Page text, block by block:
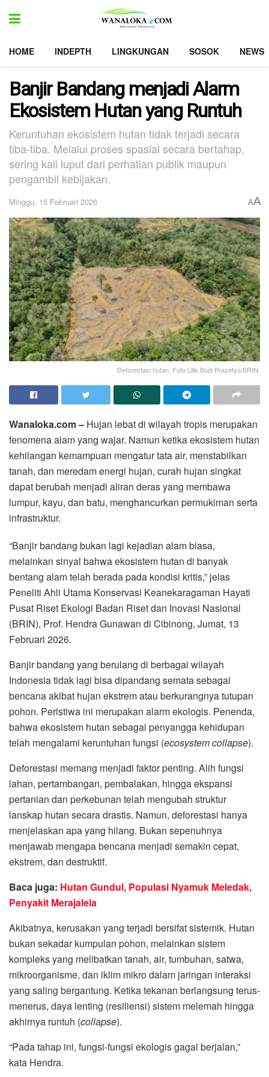
HOME INDEPTH LINGKUNGAN SOSOK NEWS
Banjir Bandang menjadi Alarm
Ekosistem Hutan yang Runtuh
Keruntuhan ekosistem hutan tidak terjadi secara
tiba-tiba. Melalui proses spasial secara bertahap,
sering kali luput dari perhatian publik maupun
pengambil kebijakan.
Minggu, 15 Februari 2026 AA
Deforestasi hutan. Foto Lilik Budi Prasetyo/BRIN.
Wanaloka.com – Hujan lebat di wilayah tropis merupakan
fenomena alam yang wajar. Namun ketika ekosistem hutan
kehilangan kemampuan mengatur tata air, menstabilkan
tanah, dan meredam energi hujan, curah hujan singkat
dapat berubah menjadi aliran deras yang membawa
lumpur, kayu, dan batu, menghancurkan permukiman serta
infrastruktur.
“Banjir bandang bukan lagi kejadian alam biasa,
melainkan sinyal bahwa ekosistem hutan di banyak
bentang alam telah berada pada kondisi kritis,” jelas
Peneliti Ahli Utama Konservasi Keanekaragaman Hayati
Pusat Riset Ekologi Badan Riset dan Inovasi Nasional
(BRIN), Prof. Hendra Gunawan di Cibinong, Jumat, 13
Februari 2026.
Banjir bandang yang berulang di berbagai wilayah
Indonesia tidak lagi bisa dipandang semata sebagai
bencana akibat hujan ekstrem atau berkurangnya tutupan
pohon. Peristiwa ini merupakan alarm ekologis. Penenda,
bahwa ekosistem hutan sebagai penyangga kehidupan
telah mengalami keruntuhan fungsi (ecosystem collapse).
Deforestasi memang menjadi faktor penting. Alih fungsi
lahan, pertambangan, pembalakan, hingga ekspansi
pertanian dan perkebunan telah mengubah struktur
lanskap hutan secara drastis. Namun, deforestasi hanya
menjelaskan apa yang hilang. Bukan sepenuhnya
menjawab mengapa bencana menjadi semakin cepat,
ekstrem, dan destruktif.
Baca juga: Hutan Gundul, Populasi Nyamuk Meledak,
Penyakit Merajalela
Akibatnya, kerusakan yang terjadi bersifat sistemik. Hutan
bukan sekadar kumpulan pohon, melainkan sistem
kompleks yang melibatkan tanah, air, tumbuhan, satwa,
mikroorganisme, dan iklim mikro dalam jaringan interaksi
yang saling bergantung. Ketika tekanan berlangsung terus-
menerus, daya lenting (resiliensi) sistem melemah hingga
akhirnya runtuh (collapse).
“Pada tahap ini, fungsi-fungsi ekologis gagal berjalan,”
kata Hendra.